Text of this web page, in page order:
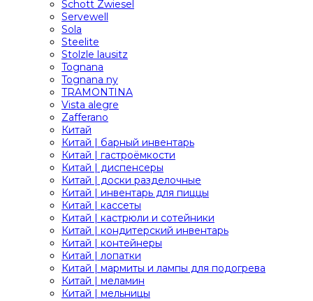
Schott Zwiesel
Servewell
Sola
Steelite
Stolzle lausitz
Tognana
Tognana ny
TRAMONTINA
Vista alegre
Zafferano
Китай
Китай | барный инвентарь
Китай | гастроёмкости
Китай | диспенсеры
Китай | доски разделочные
Китай | инвентарь для пиццы
Китай | кассеты
Китай | кастрюли и сотейники
Китай | кондитерский инвентарь
Китай | контейнеры
Китай | лопатки
Китай | мармиты и лампы для подогрева
Китай | меламин
Китай | мельницы